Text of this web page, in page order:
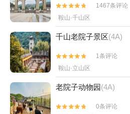


1467条评论
鞍山·千山区
千山老院子景区(4A)


1条评论
鞍山·立山区
老院子动物园(4A)


0条评论